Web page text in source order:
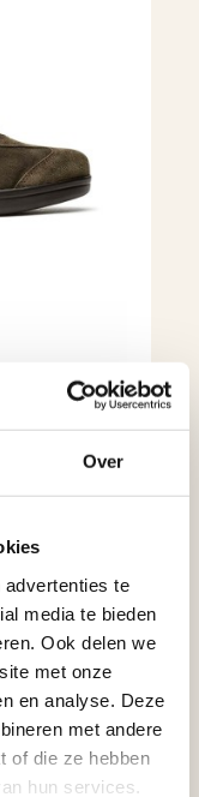
Over
te
media te bieden
Ook delen we
met onze
en analyse. Deze
met andere
of die ze hebben
hun services.